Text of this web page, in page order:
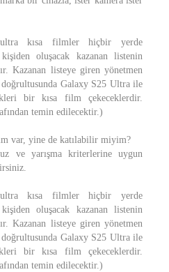
kısa filmler hiçbir yerde
oluşacak kazanan listenin
Kazanan listeye giren yönetmen
Galaxy S25 Ultra ile
bir kısa film çekeceklerdir.
temin edilecektir.)
var, yine de katılabilir miyim?
ve yarışma kriterlerine uygun
kısa filmler hiçbir yerde
oluşacak kazanan listenin
Kazanan listeye giren yönetmen
Galaxy S25 Ultra ile
bir kısa film çekeceklerdir.
temin edilecektir.)